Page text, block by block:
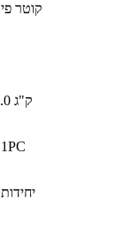
קוטר פי 15
3.0 ק"ג
1PC
4 יחידות